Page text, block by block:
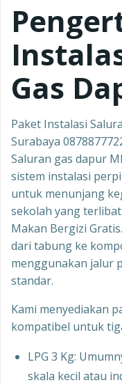
Gas
Paket Instalasi
Surabaya
Saluran gas dapur
sistem instalasi
untuk menunjang
sekolah yang
Makan Bergizi
dari tabung ke
menggunakan jalur
standar.
Kami menyediakan
kompatibel untuk
LPG 3 Kg:
skala kecil atau